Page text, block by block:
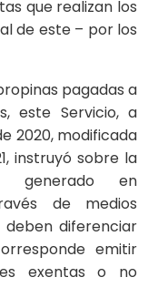
que realizan los
de este – por los
pagadas a
este Servicio, a
2020, modificada
instruyó sobre la
generado en
de medios
deben diferenciar
emitir
exentas o no